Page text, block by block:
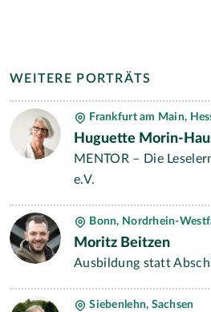
WEITERE PORTRÄTS
Frankfurt am Main,
Huguette Morin-
MENTOR – Die
e.V.
Bonn, Nordrhein-
Moritz Beitzen
Ausbildung statt
Siebenlehn, Sachsen